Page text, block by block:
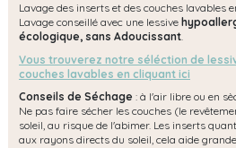
Lavage des inserts et des couches lavables
Lavage conseillé avec une lessive
écologique, sans Adoucissant.
Vous trouverez notre séléction de
couches lavables en cliquant ici
Conseils de Séchage : à l'air libre ou en
Ne pas faire sécher les couches (le
soleil, au risque de l'abimer. Les inserts
aux rayons directs du soleil, cela aide